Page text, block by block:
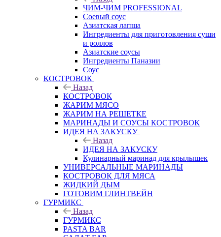
ЧИМ-ЧИМ PROFESSIONAL
Соевый соус
Азиатская лапша
Ингредиенты для приготовления суши
и роллов
Азиатские соусы
Ингредиенты Паназии
Соус
КОСТРОВОК
Назад
КОСТРОВОК
ЖАРИМ МЯСО
ЖАРИМ НА РЕШЕТКЕ
МАРИНАДЫ И СОУСЫ КОСТРОВОК
ИДЕЯ НА ЗАКУСКУ
Назад
ИДЕЯ НА ЗАКУСКУ
Кулинарный маринад для крылышек
УНИВЕРСАЛЬНЫЕ МАРИНАДЫ
КОСТРОВОК ДЛЯ МЯСА
ЖИДКИЙ ДЫМ
ГОТОВИМ ГЛИНТВЕЙН
ГУРМИКС
Назад
ГУРМИКС
PASTA BAR